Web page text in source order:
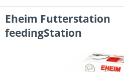
Eheim Futterstation
feedingStation